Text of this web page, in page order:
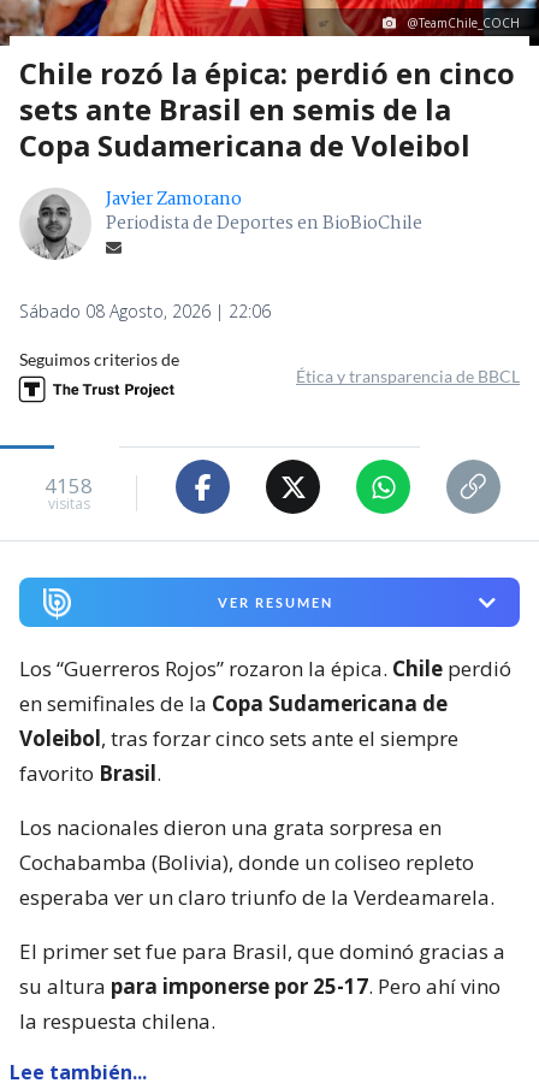
@TeamChile_COCH
Chile rozó la épica: perdió en cinco
sets ante Brasil en semis de la
Copa Sudamericana de Voleibol
Javier Zamorano
Periodista de Deportes en BioBioChile
Sábado 08 Agosto, 2026 | 22:06
Seguimos criterios de
Ética y transparencia de BBCL
4158
visitas
VER RESUMEN
Los “Guerreros Rojos” rozaron la épica. Chile perdió
en semifinales de la Copa Sudamericana de
Voleibol, tras forzar cinco sets ante el siempre
favorito Brasil.
Los nacionales dieron una grata sorpresa en
Cochabamba (Bolivia), donde un coliseo repleto
esperaba ver un claro triunfo de la Verdeamarela.
El primer set fue para Brasil, que dominó gracias a
su altura para imponerse por 25-17. Pero ahí vino
la respuesta chilena.
Lee también...